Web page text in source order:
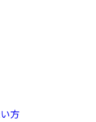
方